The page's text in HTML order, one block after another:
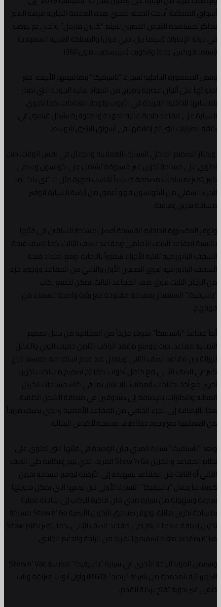
أسواق المنطقة، أتاحت الحملة لمحبي هذه العلامة التجارية فرصة الفوز
بتذاكر لمشاهدة العرض الحصري لفيلم “كابتن مارفل” والذي تم عرضه
في دولة الإمارات (سينما ريل، دبي مول) والمملكة العربية السعودية
(سينما فوكس، جدة) والكويت (سينيسكيب، مول 360).
وتتميز المقصورة الداخلية لسيارة “باسيفيكا” بتصاميمها الأنيقة، مع
احتوائها على ألوان عصرية ومزيج من المواد عالية الجودة التي تمتاز
بلمساتها الداخلية الفريدة في الأبواب ولوحة العدادات. كما تحتوي
السيارة على مقاعد جلدية عالية الجودة والمتوفرة بشكل قياسي في
كافة الطرازات التي تم إطلاقها في أسواق الشرق الأوسط.
ويمتاز التصميم الداخلي للسيارة بالعملانية والجمال في نفس الوقت، حيث
تحتوي على مساحة تخزين غير مسبوقة تشتمل على كونسول وسطي
كبير يتميز بمساحات مصممة خصيصاً لتناسب أجهزة مثل الـ “آي باد”. أما
الجزء السفلي من الكونسول فهو أعمق من أرضية السيارة لتوفير
مساحة تخزين إضافية.
وتوفر المقصورة الداخلية الفسيحة أفضل مساحة للساقين في فئتها
بالنسبة لمقاعد الصف الأمامي ومقاعد الصف الثالث، كما تضيف فتحة
السقف البانورامية ثلاثية الأجزاء شعوراً بالرحابة. ومع امتداد فتحة
السقف البانورامية فوق الصفين الأول والثاني من المقاعد ووجود جزء
من الزجاج الثابت فوق صف المقاعد الثالث، يمكن لجميع ركاب
“باسيفيكا” الاستمتاع بمساحة مفتوحة مع رؤية واضحة للسماء من
فوقهم.
أما مقاعد “باسيفيكا” فتوفر مزيداً من العملانية من خلال تصميم
الثمانية مقاعد، حيث يتوضع مقعد الراكب الثامن خفيف الوزن والقابل
للإزالة بين مقاعد الصف الثاني ويعمل عند عدم استخدامه كمسند ذراع
كبير في الصف الثاني مع حامل أكواب. كما تم تصميم مساحات تخزين
أخرى مع أخذ احتياجات العملاء بالاعتبار، بما في ذلك مساحات لتخزين
المظلة والنظارات، بالإضافة إلى صندوقين في منطقة الشحن الخلفية.
هذا بالإضافة إلى الجزء الخلفي من المقاعد الأمامية والذي يضيف مزيداً
من العملانية مع وجود خطاطيف مدمجة لأكياس البقالة.
وتعد “باسيفيكا” سيارة الميني فان الوحيدة في فئتها التي تحتوي على
نظام المقاعد والتخزين Stow ‘n Go الفريد، الذي يتيح إمكانية طي الصف
الثاني أو الثالث من المقاعد بسهولة إلى الأرضية لتوفير مساحة تخزين
كبيرة، ما يجعل “باسيفيكا” السيارة الأولى من نوعها التي يمكن تحويلها
بسرعة وسهولة من سيارة ميني فان فاخرة للركاب إلى شاحنة عملية
بمساحة تخزين هائلة. وتوفر صناديق التخزين الأرضية Stow n’ Go مساحة
تخزين إضافة عندما لا يتم طي مقاعد الصف الثاني، كما يتميز نظام Stow
n’ Go بمقاعد معاد تصميمها لمزيد من الراحة والدعم الجانبي.
وتتضمن المزايا الراحة الأخرى في سيارة “باسيفيكا” مكنسة Stow n’ Vac
الكهربائية المدمجة من شركة “ريجيد” (RIGID) وأول أبواب منزلقة وباب
خلفي غير يدوية تفتح بركلة القدم.